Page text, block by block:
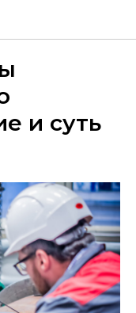
и суть